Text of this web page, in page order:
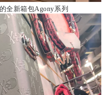
全新箱包Agony系列